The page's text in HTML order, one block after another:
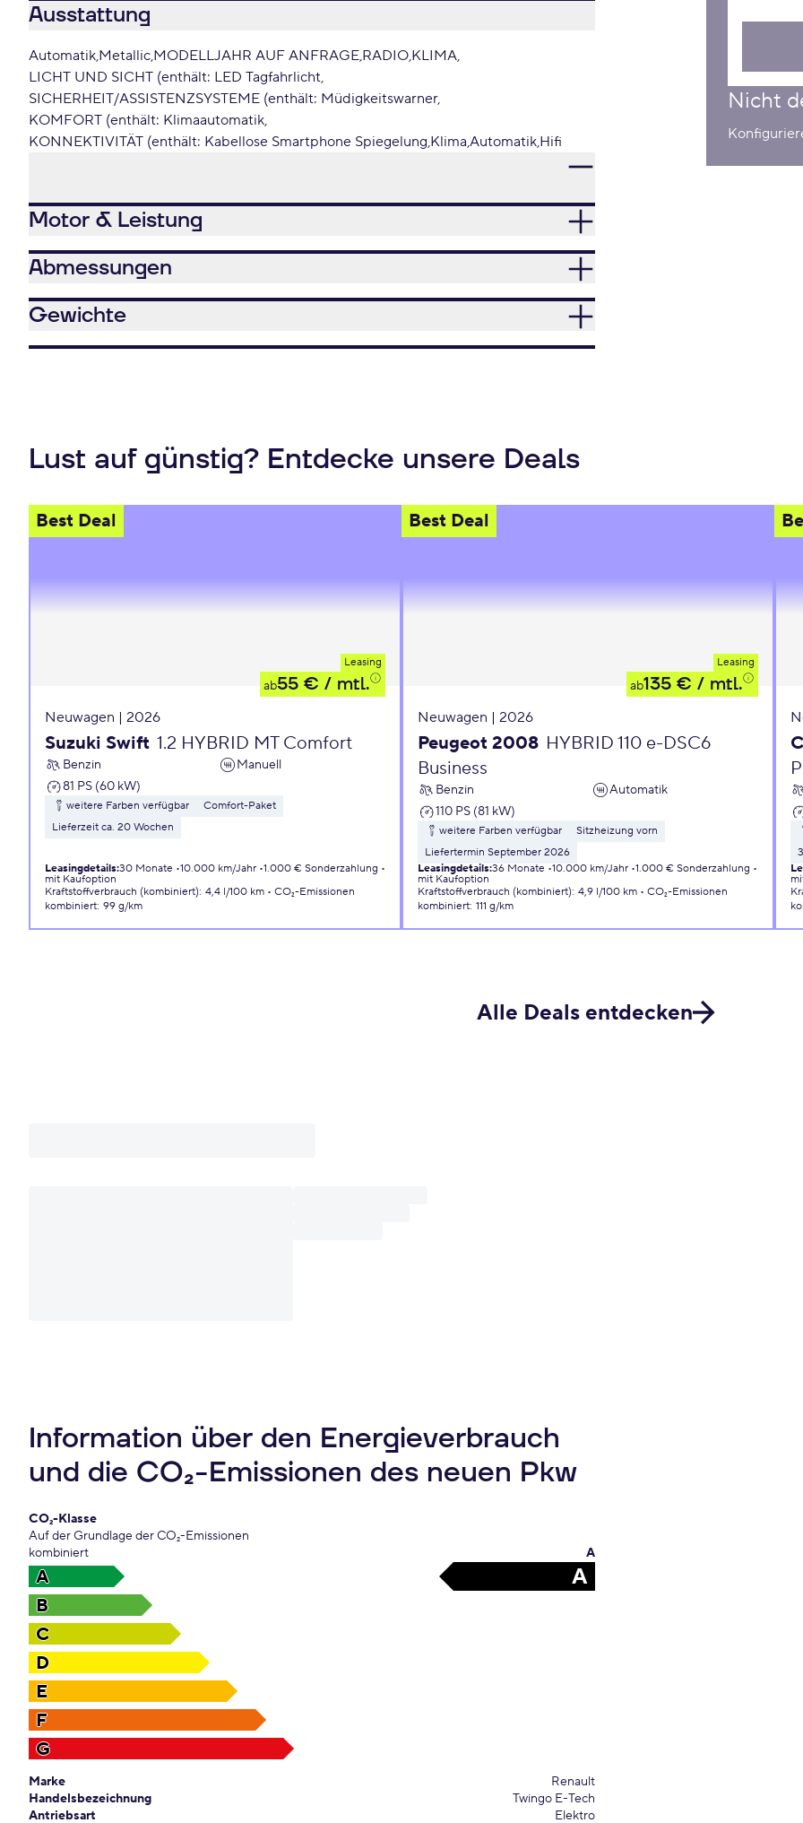
Nicht
Ausstattung
Automatik Metallic MODELLJAHR AUF ANFRAGE RADIO KLIMA
LICHT UND SICHT (enthält: LED Tagfahrlicht
SICHERHEIT/ASSISTENZSYSTEME (enthält: Müdigkeitswarner
KOMFORT (enthält: Klimaautomatik
KONNEKTIVITÄT (enthält: Kabellose Smartphone Spiegelung Klima Automatik Hifi
Motor & Leistung
Abmessungen
Gewichte
Lust auf günstig? Entdecke unsere Deals
Best Deal
Leasing
ab55 € / mtl.
Neuwagen | 2026
Suzuki Swift 1.2 HYBRID MT Comfort
Benzin
Manuell
81 PS (60 kW)
weitere Farben verfügbar
Comfort-Paket
Lieferzeit ca. 20 Wochen
Leasingdetails:30 Monate 10.000 km/Jahr 1.000 € Sonderzahlung
mit Kaufoption
Kraftstoffverbrauch (kombiniert): 4,4 l/100 km
CO₂-Emissionen
kombiniert: 99 g/km
Best Deal
Leasing
ab135 € / mtl.
Neuwagen | 2026
Peugeot 2008 HYBRID 110 e-DSC6
Business
Benzin
Automatik
110 PS (81 kW)
weitere Farben verfügbar
Sitzheizung vorn
Liefertermin September 2026
Leasingdetails:36 Monate 10.000 km/Jahr 1.000 € Sonderzahlung
mit Kaufoption
Kraftstoffverbrauch (kombiniert): 4,9 l/100 km
CO₂-Emissionen
kombiniert: 111 g/km
Alle Deals entdecken
Information über den Energieverbrauch
und die CO₂-Emissionen des neuen Pkw
CO₂-Klasse
Auf der Grundlage der CO₂-Emissionen
kombiniert
A
A A
B
C
D
E
F
G
Marke
Renault
Handelsbezeichnung
Twingo E-Tech
Antriebsart
Elektro